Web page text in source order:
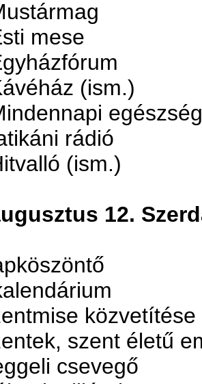
mese
(ism.)
rádió
(ism.)
12.
közvetítése
szent életű
csevegő